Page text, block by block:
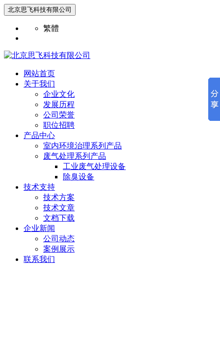
北京思飞科技有限公司
繁體
网站首页
关于我们
企业文化
发展历程
公司荣誉
职位招聘
产品中心
室内环境治理系列产品
废气处理系列产品
工业废气处理设备
除臭设备
技术支持
技术方案
技术文章
文档下载
企业新闻
公司动态
案例展示
联系我们